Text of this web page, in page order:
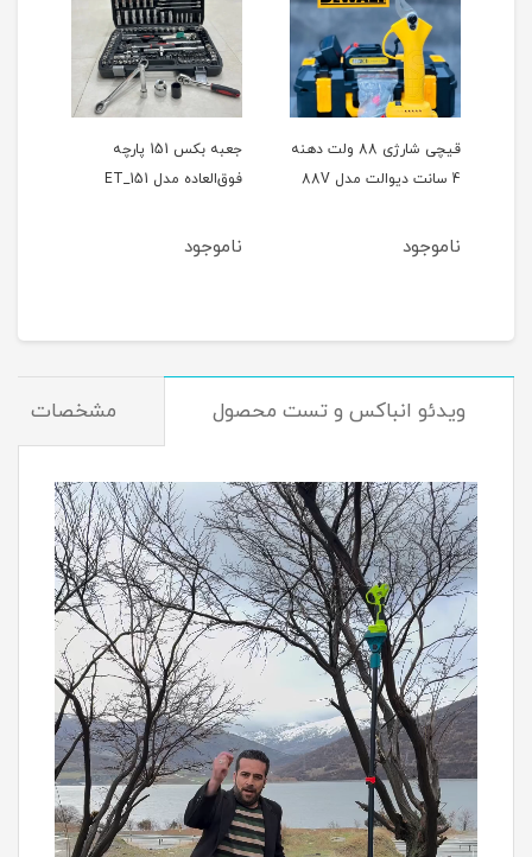
قیچی شارژی 88 ولت دهنه
4 سانت دیوالت مدل 88V
ناموجود
جعبه بکس 151 پارچه
فوق‌العاده مدل ET_151
ناموجود
ویدئو انباکس و تست محصول مشخصات